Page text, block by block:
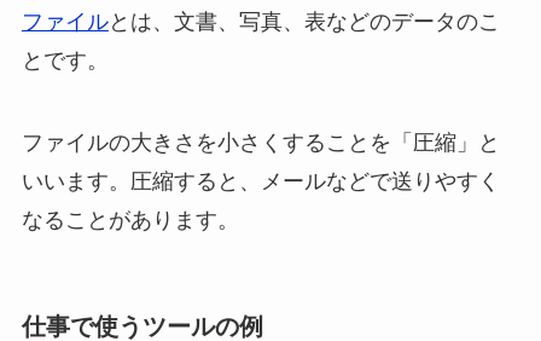
ファイルとは、文書、写真、表などのデータのこ
とです。
ファイルの大きさを小さくすることを「圧縮」と
いいます。圧縮すると、メールなどで送りやすく
なることがあります。
仕事で使うツールの例